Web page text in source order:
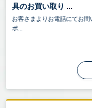
具のお買い取り ...
お客さまよりお電話にてお
ポ...